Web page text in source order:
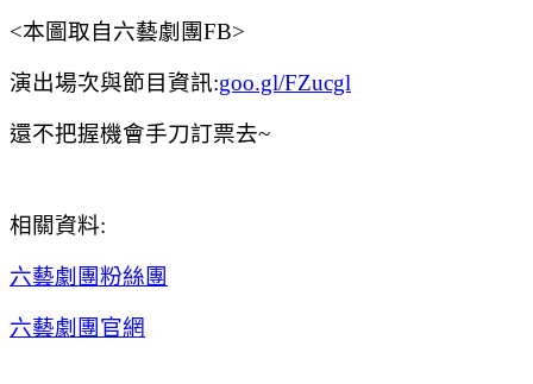
<本圖取自六藝劇團FB>
演出場次與節目資訊:goo.gl/FZucgl
還不把握機會手刀訂票去~
相關資料:
六藝劇團粉絲團
六藝劇團官網